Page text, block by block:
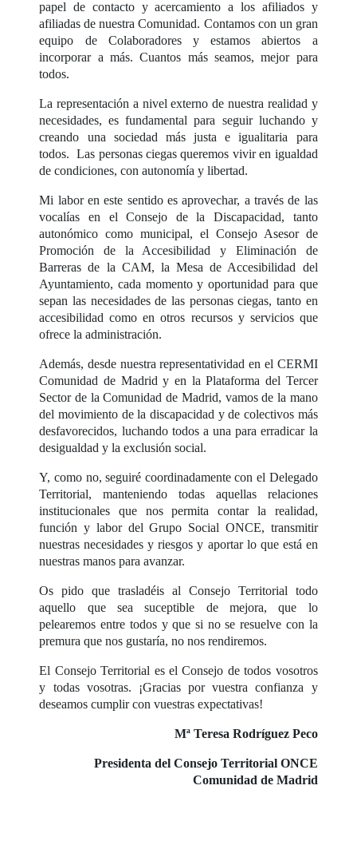
papel de contacto y acercamiento a los afiliados y
afiliadas de nuestra Comunidad. Contamos con un gran
equipo de Colaboradores y estamos abiertos a
incorporar a más. Cuantos más seamos, mejor para
todos.
La representación a nivel externo de nuestra realidad y
necesidades, es fundamental para seguir luchando y
creando una sociedad más justa e igualitaria para
todos. Las personas ciegas queremos vivir en igualdad
de condiciones, con autonomía y libertad.
Mi labor en este sentido es aprovechar, a través de las
vocalías en el Consejo de la Discapacidad, tanto
autonómico como municipal, el Consejo Asesor de
Promoción de la Accesibilidad y Eliminación de
Barreras de la CAM, la Mesa de Accesibilidad del
Ayuntamiento, cada momento y oportunidad para que
sepan las necesidades de las personas ciegas, tanto en
accesibilidad como en otros recursos y servicios que
ofrece la administración.
Además, desde nuestra representatividad en el CERMI
Comunidad de Madrid y en la Plataforma del Tercer
Sector de la Comunidad de Madrid, vamos de la mano
del movimiento de la discapacidad y de colectivos más
desfavorecidos, luchando todos a una para erradicar la
desigualdad y la exclusión social.
Y, como no, seguiré coordinadamente con el Delegado
Territorial, manteniendo todas aquellas relaciones
institucionales que nos permita contar la realidad,
función y labor del Grupo Social ONCE, transmitir
nuestras necesidades y riesgos y aportar lo que está en
nuestras manos para avanzar.
Os pido que trasladéis al Consejo Territorial todo
aquello que sea suceptible de mejora, que lo
pelearemos entre todos y que si no se resuelve con la
premura que nos gustaría, no nos rendiremos.
El Consejo Territorial es el Consejo de todos vosotros
y todas vosotras. ¡Gracias por vuestra confianza y
deseamos cumplir con vuestras expectativas!
Mª Teresa Rodríguez Peco
Presidenta del Consejo Territorial ONCE
Comunidad de Madrid